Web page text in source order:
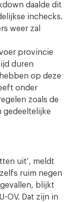
daalde dit
inchecks.
weer zal
provincie
duren
op deze
onder
zoals de
gedeeltelijke
uit’, meldt
ruim negen
blijkt
OV. Dat zijn in